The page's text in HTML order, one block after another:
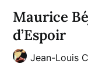
Maurice
d’Espoir
Jean-Louis